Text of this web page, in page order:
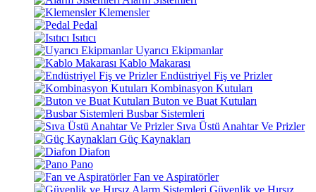
Klemensler
Pedal
Isıtıcı
Uyarıcı Ekipmanlar
Kablo Makarası
Endüstriyel Fiş ve Prizler
Kombinasyon Kutuları
Buton ve Buat Kutuları
Busbar Sistemleri
Sıva Üstü Anahtar Ve Prizler
Güç Kaynakları
Diafon
Pano
Fan ve Aspiratörler
Güvenlik ve Hırsız